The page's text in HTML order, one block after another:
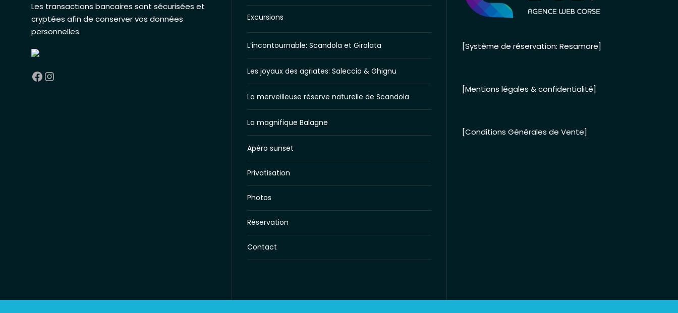
Les transactions bancaires sont sécurisées et
cryptées afin de conserver vos données
personnelles.
Facebook Instagram
Excursions
L’incontournable: Scandola et Girolata
Les joyaux des agriates: Saleccia & Ghignu
La merveilleuse réserve naturelle de Scandola
La magnifique Balagne
Apéro sunset
Privatisation
Photos
Réservation
Contact
[Système de réservation: Resamare]
[Mentions légales & confidentialité]
[Conditions Générales de Vente]